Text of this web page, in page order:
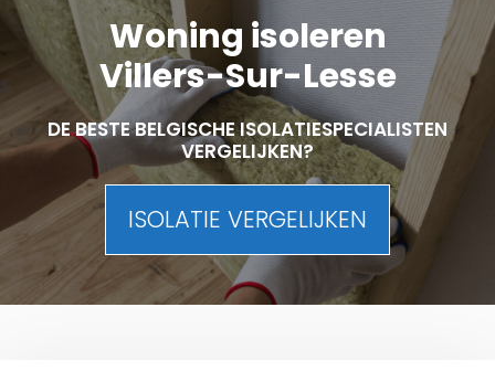
Woning isoleren
Villers-Sur-Lesse
DE BESTE BELGISCHE ISOLATIESPECIALISTEN
VERGELIJKEN?
ISOLATIE VERGELIJKEN